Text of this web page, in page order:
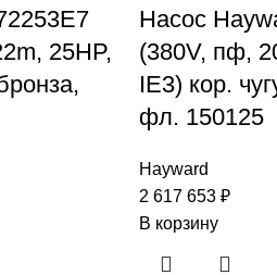
25HP,
Насос
(380V, пф,
IE3) кор.
фл. 150125
Hayward
2 617 653 ₽
В корзину